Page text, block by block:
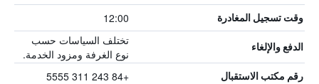
وقت تسجيل المغادرة 12:00
الدفع والإلغاء
تختلف السياسات حسب
نوع الغرفة ومزود الخدمة.
رقم مكتب الاستقبال +84 243 311 5555